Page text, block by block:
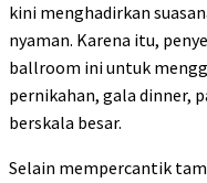
kini menghadirkan
nyaman. Karena itu,
ballroom ini untuk
pernikahan, gala dinner,
berskala besar.
Selain mempercantik